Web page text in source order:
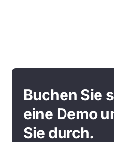
Buchen Sie
eine Demo
Sie durch.